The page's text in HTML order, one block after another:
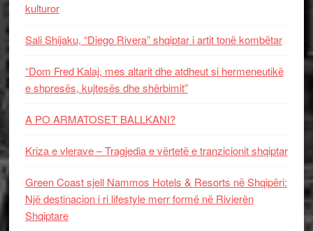
kulturor
Sali Shijaku, “Diego Rivera” shqiptar i artit tonë kombëtar
“Dom Fred Kalaj, mes altarit dhe atdheut si hermeneutikë
e shpresës, kujtesës dhe shërbimit”
A PO ARMATOSET BALLKANI?
Kriza e vlerave – Tragjedia e vërtetë e tranzicionit shqiptar
Green Coast sjell Nammos Hotels & Resorts në Shqipëri:
Një destinacion i ri lifestyle merr formë në Rivierën
Shqiptare